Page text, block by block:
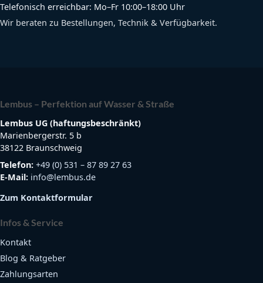
Telefonisch erreichbar: Mo–Fr 10:00–18:00 Uhr
Wir beraten zu Bestellungen, Technik & Verfügbarkeit.
Lembus – Perfektion auf Wasser & Straße
Lembus UG (haftungsbeschränkt)
Marienbergerstr. 5 b
38122 Braunschweig
Telefon: +49 (0) 531 – 87 89 27 63
E-Mail: info@lembus.de
Zum Kontaktformular
Infos & Service
Kontakt
Blog & Ratgeber
Zahlungsarten